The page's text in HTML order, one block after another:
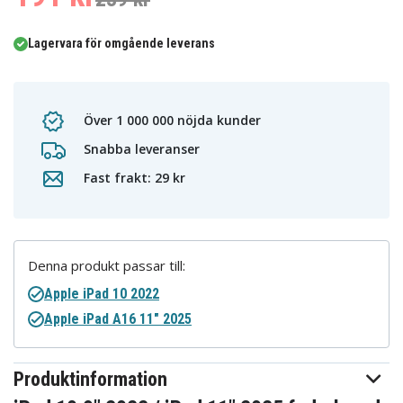
Lagervara för omgående leverans
Över 1 000 000 nöjda kunder
Snabba leveranser
Fast frakt: 29 kr
Produktinformation
Denna produkt passar till:
Apple iPad 10 2022
Apple iPad A16 11" 2025